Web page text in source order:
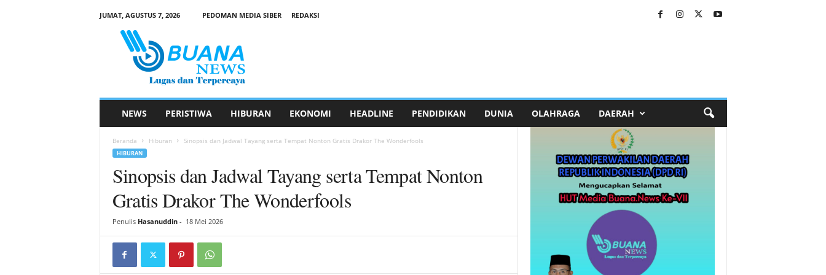
JUMAT, AGUSTUS 7, 2026 PEDOMAN MEDIA SIBER
REDAKSI
NEWS PERISTIWA HIBURAN EKONOMI HEADLINE PENDIDIKAN DUNIA OLAHRAGA DAERAH
Beranda Hiburan Sinopsis dan Jadwal Tayang serta Tempat Nonton Gratis Drakor The Wonderfools
HIBURAN
Sinopsis dan Jadwal Tayang serta Tempat Nonton
Gratis Drakor The Wonderfools
Penulis Hasanuddin- 18 Mei 2026